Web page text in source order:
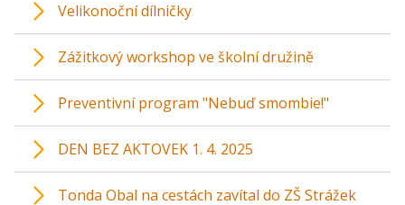
Velikonoční dílničky
Zážitkový workshop ve školní družině
Preventivní program "Nebuď smombie!"
DEN BEZ AKTOVEK 1. 4. 2025
Tonda Obal na cestách zavítal do ZŠ Strážek